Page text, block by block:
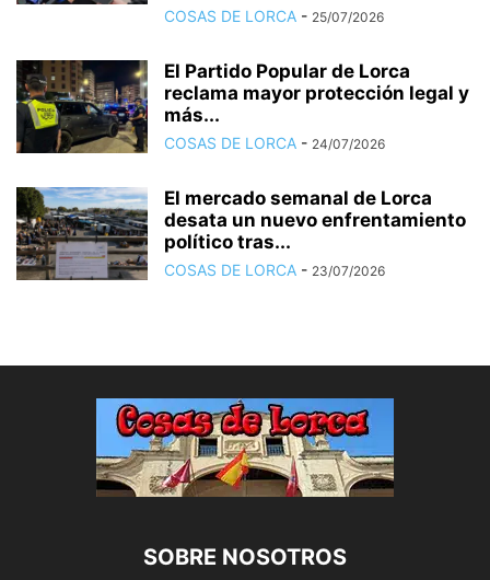
COSAS DE LORCA - 25/07/2026
El Partido Popular de Lorca
reclama mayor protección legal y
más...
COSAS DE LORCA - 24/07/2026
El mercado semanal de Lorca
desata un nuevo enfrentamiento
político tras...
COSAS DE LORCA - 23/07/2026
SOBRE NOSOTROS